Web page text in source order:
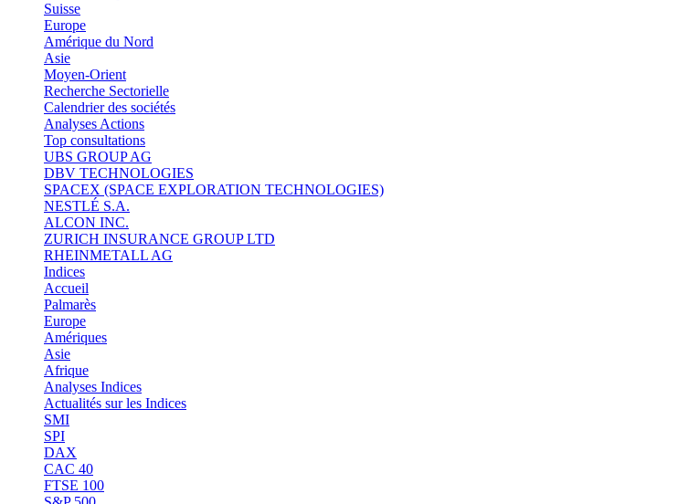
Suisse
Europe
Amérique du Nord
Asie
Moyen-Orient
Recherche Sectorielle
Calendrier des sociétés
Analyses Actions
Top consultations
UBS GROUP AG
DBV TECHNOLOGIES
SPACEX (SPACE EXPLORATION TECHNOLOGIES)
NESTLÉ S.A.
ALCON INC.
ZURICH INSURANCE GROUP LTD
RHEINMETALL AG
Indices
Accueil
Palmarès
Europe
Amériques
Asie
Afrique
Analyses Indices
Actualités sur les Indices
SMI
SPI
DAX
CAC 40
FTSE 100